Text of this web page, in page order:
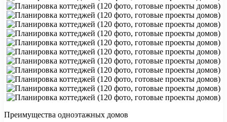
Преимущества одноэтажных домов